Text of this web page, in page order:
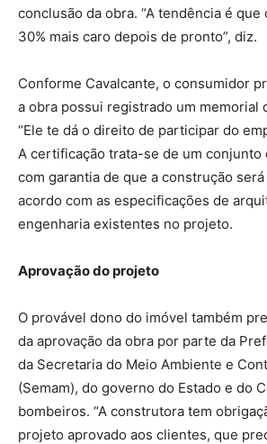
conclusão da obra. “A tendência é
30% mais caro depois de pronto”, diz.
Conforme Cavalcante, o consumidor
a obra possui registrado um memorial
“Ele te dá o direito de participar do
A certificação trata-se de um conjunto
com garantia de que a construção
acordo com as especificações de
engenharia existentes no projeto.
Aprovação do projeto
O provável dono do imóvel também
da aprovação da obra por parte da
da Secretaria do Meio Ambiente e
(Semam), do governo do Estado e do
bombeiros. “A construtora tem
projeto aprovado aos clientes, que